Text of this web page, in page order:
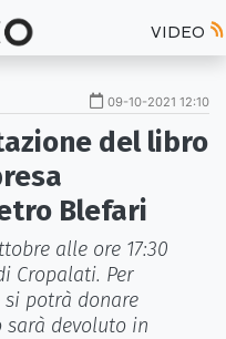
VIDEO
09-10-2021 12:10
del libro
Blefari
alle ore 17:30
Cropalati. Per
potrà donare
devoluto in